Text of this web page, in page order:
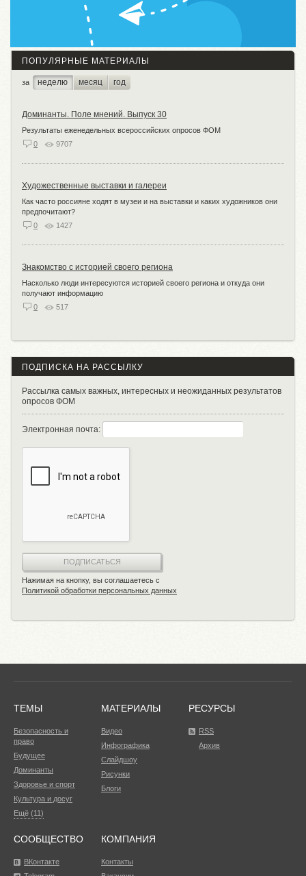
ПОПУЛЯРНЫЕ МАТЕРИАЛЫ
за неделю месяц год
Доминанты. Поле мнений. Выпуск 30
Результаты еженедельных всероссийских опросов ФОМ
0
9707
Художественные выставки и галереи
Как часто россияне ходят в музеи и на выставки и каких художников они
предпочитают?
0
1427
Знакомство с историей своего региона
Насколько люди интересуются историей своего региона и откуда они
получают информацию
0
517
ПОДПИСКА НА РАССЫЛКУ
Рассылка самых важных, интересных и неожиданных результатов
опросов ФОМ
Электронная почта:
ПОДПИСАТЬСЯ
Нажимая на кнопку, вы соглашаетесь с
Политикой обработки персональных данных
ТЕМЫ
Безопасность и
право
Будущее
Доминанты
Здоровье и спорт
Культура и досуг
Ещё (11)
МАТЕРИАЛЫ
Видео
Инфографика
Слайдшоу
Рисунки
Блоги
РЕСУРСЫ
RSS
Архив
СООБЩЕСТВО
ВКонтакте
КОМПАНИЯ
Контакты